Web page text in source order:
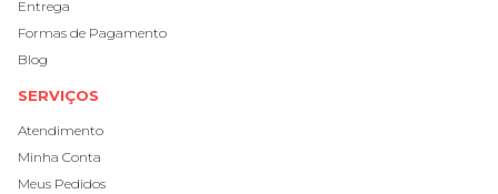
Entrega
Formas de Pagamento
Blog
SERVIÇOS
Atendimento
Minha Conta
Meus Pedidos